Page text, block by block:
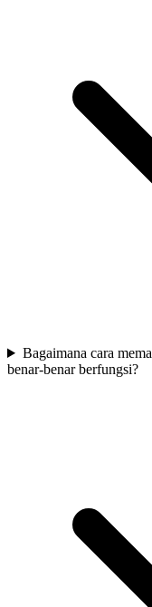
Bagaimana cara
benar-benar berfungsi?